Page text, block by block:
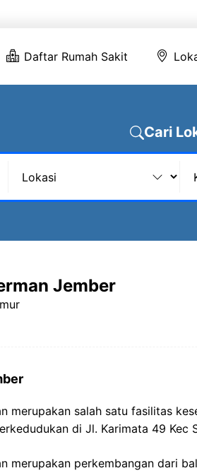
Daftar Rumah Sakit
Cari
Jember
merupakan salah satu fasilitas
di Jl. Karimata 49 Kec
merupakan perkembangan dari